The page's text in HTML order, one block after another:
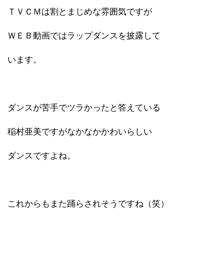
ＴＶＣＭは割とまじめな雰囲気ですが
ＷＥＢ動画ではラップダンスを披露して
います。
ダンスが苦手でツラかったと答えている
稲村亜美ですがなかなかかわいらしい
ダンスですよね。
これからもまた踊らされそうですね（笑）